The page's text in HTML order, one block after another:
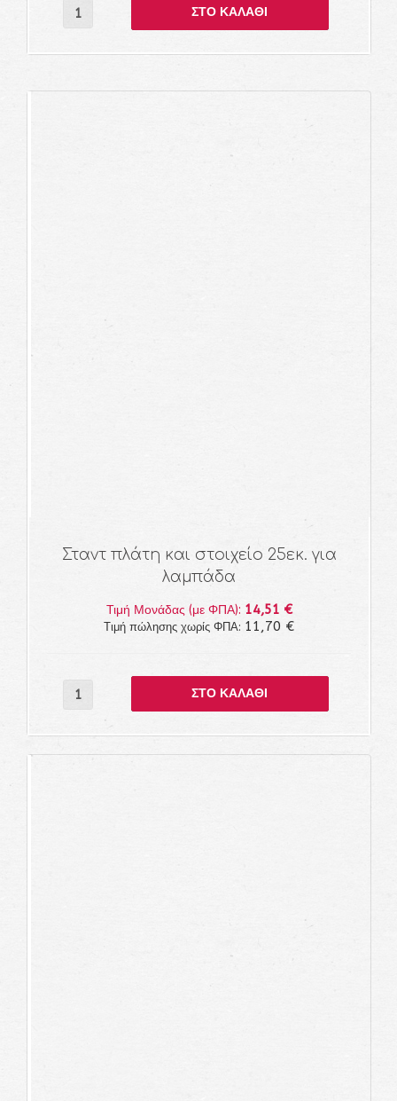
Σταντ πλάτη και στοιχείο 25εκ. για
λαμπάδα
Τιμή Μονάδας (με ΦΠΑ): 14,51 €
Τιμή πώλησης χωρίς ΦΠΑ: 11,70 €